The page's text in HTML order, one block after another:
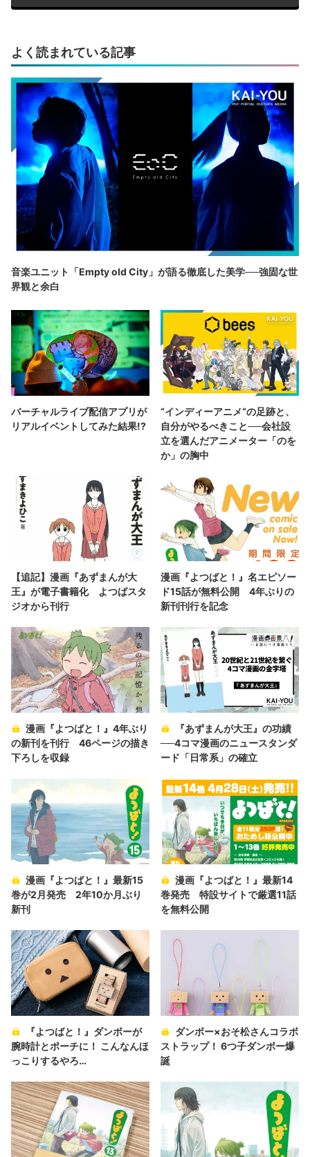
よく読まれている記事
音楽ユニット「Empty old City」が語る徹底した美学──強固な世
界観と余白
バーチャルライブ配信アプリが
リアルイベントしてみた結果!?
“インディーアニメ“の足跡と、
自分がやるべきこと──会社設
立を選んだアニメーター「のを
か」の胸中
【追記】漫画『あずまんが大
王』が電子書籍化 よつばスタ
ジオから刊行
漫画『よつばと！』名エピソー
ド15話が無料公開 4年ぶりの
新刊刊行を記念
漫画『よつばと！』4年ぶり
の新刊を刊行 46ページの描き
下ろしを収録
『あずまんが大王』の功績
──4コマ漫画のニュースタンダ
ード「日常系」の確立
漫画『よつばと！』最新15
巻が2月発売 2年10か月ぶり
新刊
漫画『よつばと！』最新14
巻発売 特設サイトで厳選11話
を無料公開
『よつばと！』ダンボーが
腕時計とポーチに！ こんなんほ
っこりするやろ…
ダンボー×おそ松さんコラボ
ストラップ！ 6つ子ダンボー爆
誕